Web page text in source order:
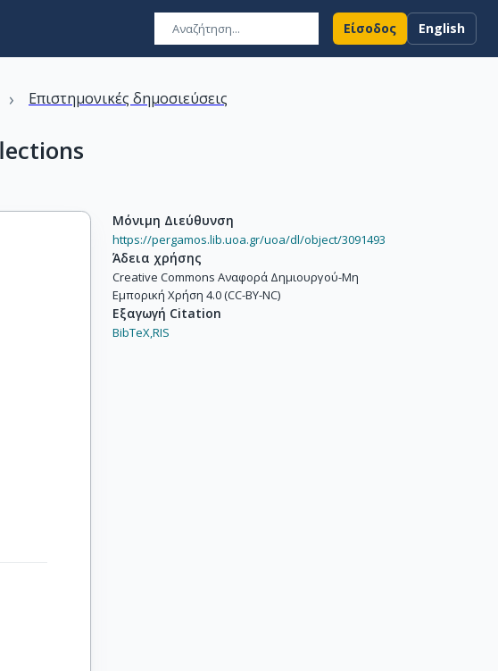
Είσοδος English
› Επιστημονικές δημοσιεύσεις
Μόνιμη Διεύθυνση
https://pergamos.lib.uoa.gr/uoa/dl/object/3091493
Άδεια χρήσης
Creative Commons Αναφορά Δημιουργού-Μη
Εμπορική Χρήση 4.0 (CC-BY-NC)
Εξαγωγή Citation
BibTeX,RIS